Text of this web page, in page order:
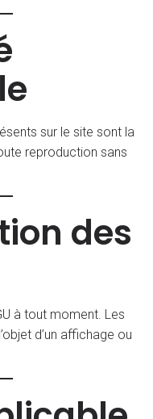
sur le site sont la
reproduction sans
des
à tout moment. Les
d’un affichage ou